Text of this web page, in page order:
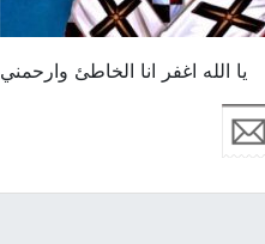
يا الله اغفر انا الخاطئ وارحمني